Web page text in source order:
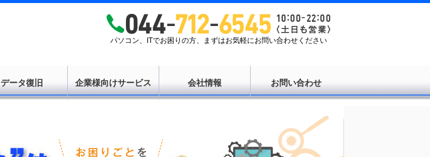
パソコン、ITでお困りの方、まずはお気軽にお問い合わせください
データ復旧 企業様向けサービス 会社情報 お問い合わせ